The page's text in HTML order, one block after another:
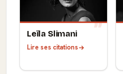
Leïla Slimani
Lire ses citations